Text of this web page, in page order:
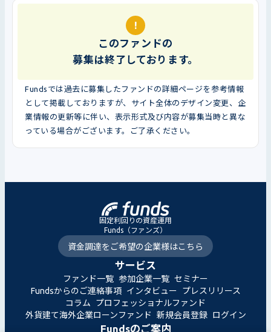
!
このファンドの
募集は終了しております。
Fundsでは過去に募集したファンドの詳細ページを参考情報
として掲載しておりますが、サイト全体のデザイン変更、企
業情報の更新等に伴い、表示形式及び内容が募集当時と異な
っている場合がございます。ご了承ください。
固定利回りの資産運用
Funds（ファンズ）
資金調達をご希望の企業様はこちら
サービス
ファンド一覧 参加企業一覧 セミナー
Fundsからのご連絡事項 インタビュー
プレスリリース
コラム
プロフェッショナルファンド
外貨建て海外企業ローンファンド 新規会員登録 ログイン
Fundsのご案内